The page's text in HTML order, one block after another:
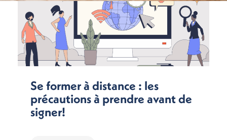
Se former à distance : les
précautions à prendre avant de
signer!